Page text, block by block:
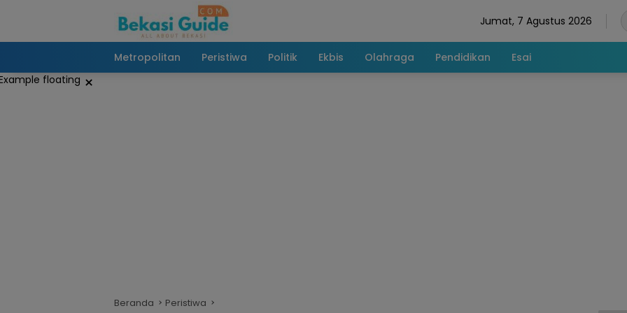
Jumat, 7 Agustus 2026
Metropolitan Peristiwa Politik Ekbis Olahraga Pendidikan Esai
×
Beranda Peristiwa